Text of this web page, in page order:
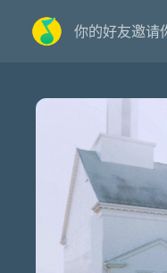
你的好友邀请